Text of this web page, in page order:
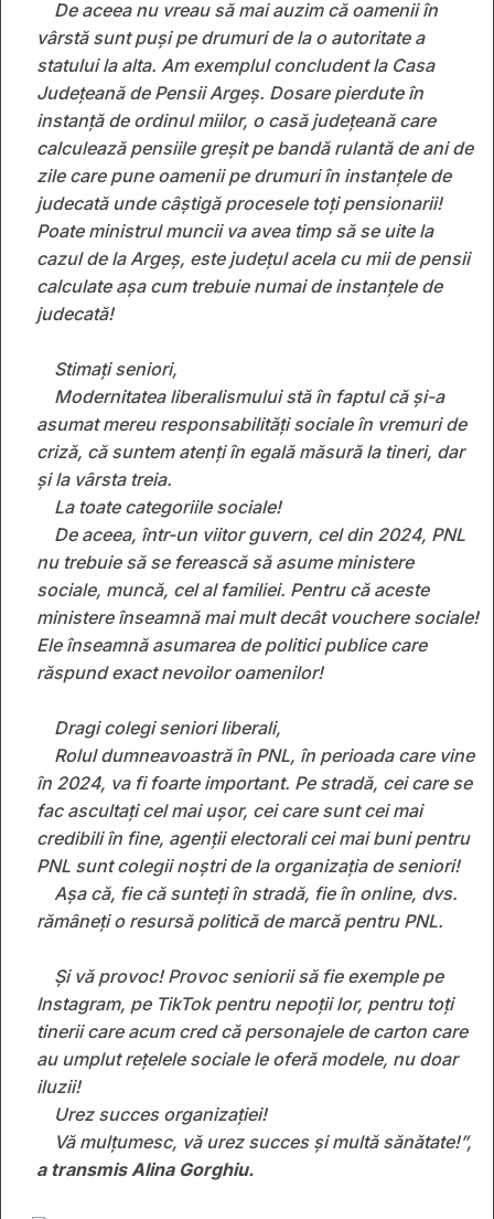
De aceea nu vreau să mai auzim că oamenii în
vârstă sunt puși pe drumuri de la o autoritate a
statului la alta. Am exemplul concludent la Casa
Județeană de Pensii Argeș. Dosare pierdute în
instanță de ordinul miilor, o casă județeană care
calculează pensiile greșit pe bandă rulantă de ani de
zile care pune oamenii pe drumuri în instanțele de
judecată unde câștigă procesele toți pensionarii!
Poate ministrul muncii va avea timp să se uite la
cazul de la Argeș, este județul acela cu mii de pensii
calculate așa cum trebuie numai de instanțele de
judecată!
Stimați seniori,
Modernitatea liberalismului stă în faptul că şi-a
asumat mereu responsabilităţi sociale în vremuri de
criză, că suntem atenți în egală măsură la tineri, dar
și la vârsta treia.
La toate categoriile sociale!
De aceea, într-un viitor guvern, cel din 2024, PNL
nu trebuie să se ferească să asume ministere
sociale, muncă, cel al familiei. Pentru că aceste
ministere înseamnă mai mult decât vouchere sociale!
Ele înseamnă asumarea de politici publice care
răspund exact nevoilor oamenilor!
Dragi colegi seniori liberali,
Rolul dumneavoastră în PNL, în perioada care vine
în 2024, va fi foarte important. Pe stradă, cei care se
fac ascultați cel mai ușor, cei care sunt cei mai
credibili în fine, agenții electorali cei mai buni pentru
PNL sunt colegii noștri de la organizația de seniori!
Așa că, fie că sunteți în stradă, fie în online, dvs.
rămâneți o resursă politică de marcă pentru PNL.
Și vă provoc! Provoc seniorii să fie exemple pe
Instagram, pe TikTok pentru nepoții lor, pentru toți
tinerii care acum cred că personajele de carton care
au umplut rețelele sociale le oferă modele, nu doar
iluzii!
Urez succes organizației!
Vă mulțumesc, vă urez succes și multă sănătate!”,
a transmis Alina Gorghiu.